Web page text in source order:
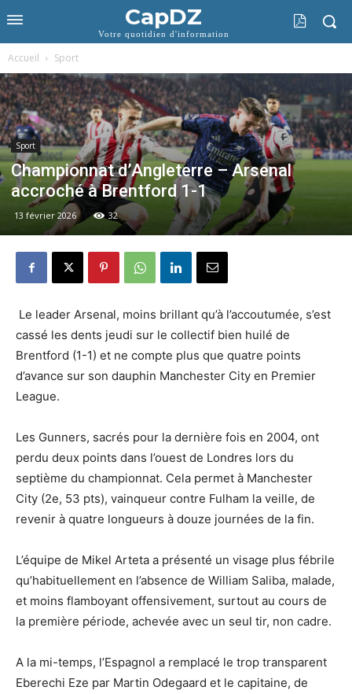
CapDZ
Votre quotidien d'information
Accueil Sport
Sport
Championnat d’Angleterre – Arsenal
accroché à Brentford 1-1
13 février 2026 32
Le leader Arsenal, moins brillant qu’à l’accoutumée, s’est
cassé les dents jeudi sur le collectif bien huilé de
Brentford (1-1) et ne compte plus que quatre points
d’avance sur son dauphin Manchester City en Premier
League.
Les Gunners, sacrés pour la dernière fois en 2004, ont
perdu deux points dans l’ouest de Londres lors du
septième du championnat. Cela permet à Manchester
City (2e, 53 pts), vainqueur contre Fulham la veille, de
revenir à quatre longueurs à douze journées de la fin.
L’équipe de Mikel Arteta a présenté un visage plus fébrile
qu’habituellement en l’absence de William Saliba, malade,
et moins flamboyant offensivement, surtout au cours de
la première période, achevée avec un seul tir, non cadre.
A la mi-temps, l’Espagnol a remplacé le trop transparent
Eberechi Eze par Martin Odegaard et le capitaine, de